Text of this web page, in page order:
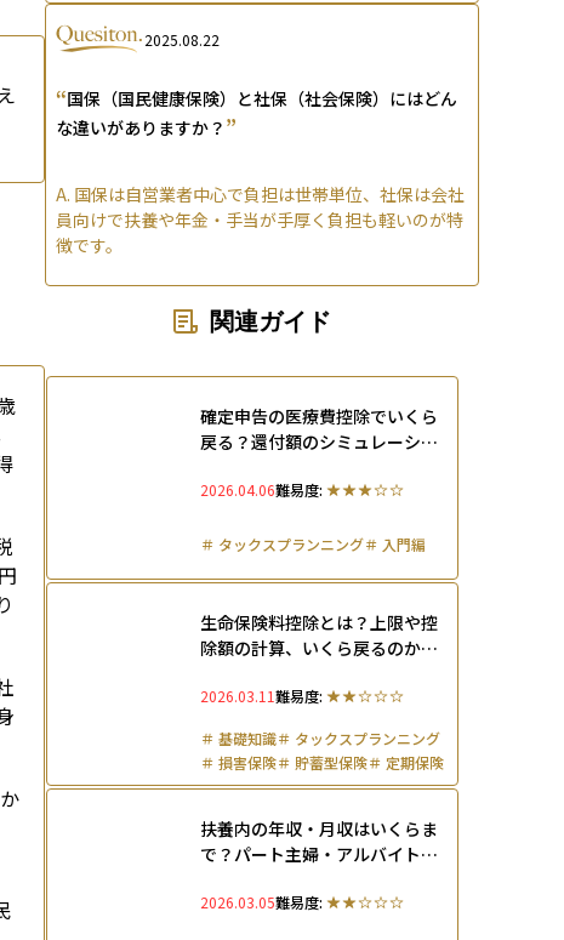
2025.08.22
“国保（国民健康保険）と社保（社会保険）にはどん
な違いがありますか？ ”
A. 国保は自営業者中心で負担は世帯単位、社保は会社
員向けで扶養や年金・手当が手厚く負担も軽いのが特
徴です。
関連ガイド
確定申告の医療費控除でいくら
戻る？還付額のシミュレーショ
まで解説
2026.04.06難易度:
＃ タックスプランニング＃ 入門編
生命保険料控除とは？上限や控
除額の計算、いくら戻るのかを
2026.03.11難易度:
＃基礎知識＃ タックスプランニング
＃損害保険＃ 貯蓄型保険＃ 定期保険
扶養内の年収・月収はいくらま
で？パート主婦・アルバイト学
範囲を解説
2026.03.05難易度: